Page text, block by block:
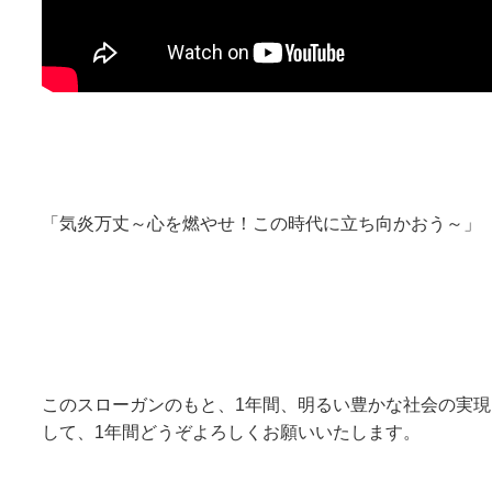
「気炎万丈～心を燃やせ！この時代に立ち向かおう～」
このスローガンのもと、1年間、明るい豊かな社会の実
して、1年間どうぞよろしくお願いいたします。